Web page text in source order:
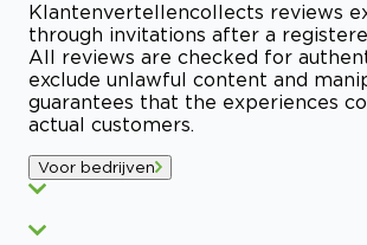
Klantenvertellencollects reviews
through invitations after a
All reviews are checked for
exclude unlawful content and
guarantees that the experiences
actual customers.
Voor bedrijven